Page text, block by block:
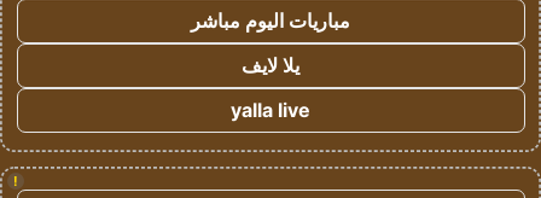
مباريات اليوم مباشر
يلا لايف
yalla live
!